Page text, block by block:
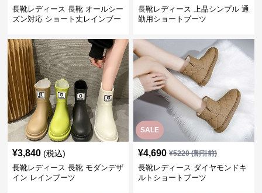
長靴レディース 長靴 オールシー
ズン対応 ショート丈レインブー
長靴レディース 上品シンプル 通
勤用ショートブーツ
¥3,840 (税込)
長靴レディース 長靴 モダンデザ
イン レインブーツ
SALE
¥4,690 ¥5220(割引前)
長靴レディース ダイヤモンドキ
ルトショートブーツ